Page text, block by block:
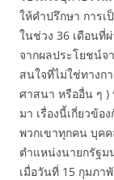
ให้คำปรึกษา การ
ในช่วง 36 เดือนที่
จากผลประโยชน์จ
สนใจที่ไม่ใช่ทางก
ศาสนา หรืออื่น ๆ )
มา เรื่องนี้เกี่ยวข้
พวกเขาทุกคน บุค
ตำแหน่งนายกรัฐม
เมื่อวันที่ 15 กุมภา